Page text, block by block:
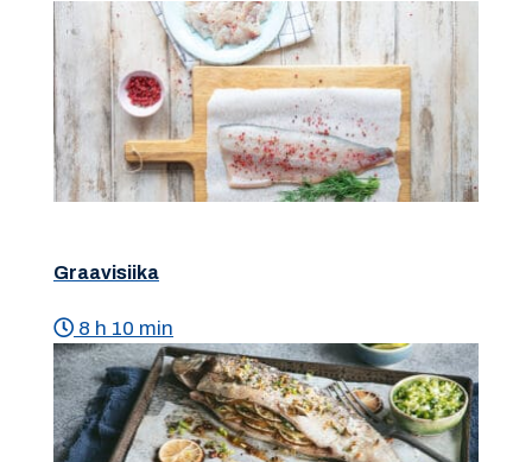
Graavisiika
8 h 10 min